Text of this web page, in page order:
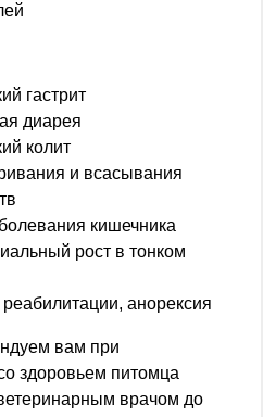
гастрит
диарея
колит
и всасывания
кишечника
рост в тонком
анорексия
вам при
здоровьем питомца
врачом до